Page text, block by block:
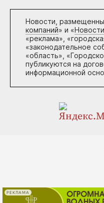
Новости,
компаний» и «
«реклама»,
«законодательное
«область»,
публикуются на
информационной
РЕКЛАМА